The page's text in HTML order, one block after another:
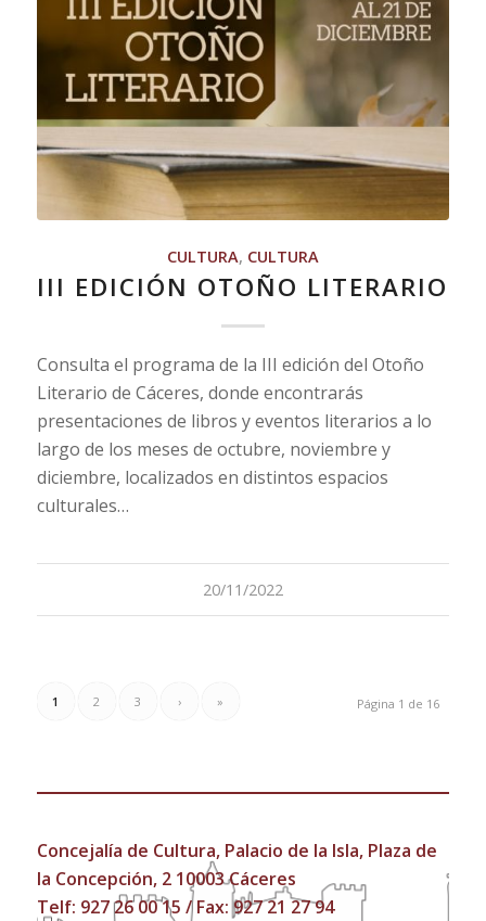
CULTURA, CULTURA
III EDICIÓN OTOÑO LITERARIO
Consulta el programa de la III edición del Otoño
Literario de Cáceres, donde encontrarás
presentaciones de libros y eventos literarios a lo
largo de los meses de octubre, noviembre y
diciembre, localizados en distintos espacios
culturales…
20/11/2022
Página 1 de 16
1 2 3 › »
Concejalía de Cultura, Palacio de la Isla, Plaza de
la Concepción, 2 10003 Cáceres
Telf: 927 26 00 15 / Fax: 927 21 27 94